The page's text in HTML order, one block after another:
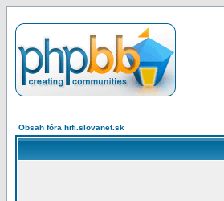
Obsah fóra hifi.slovanet.sk